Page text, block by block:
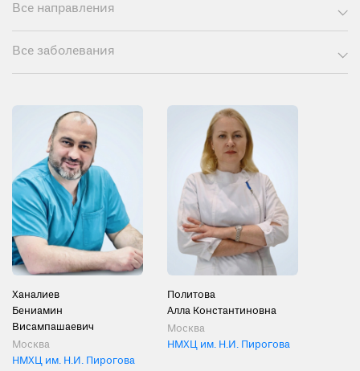
Все направления
Все заболевания
Ханалиев
Бениамин
Висампашаевич
Москва
НМХЦ им. Н.И. Пирогова
Политова
Алла Константиновна
Москва
НМХЦ им. Н.И. Пирогова